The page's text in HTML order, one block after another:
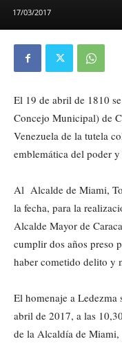
17/03/2017
El 19 de abril de 1810
Concejo Municipal) de
Venezuela de la tutela
emblemática del poder
Al Alcalde de Miami,
la fecha, para la
Alcalde Mayor de
cumplir dos años preso
haber cometido delito y
El homenaje a Ledezma
abril de 2017, a las
de la Alcaldía de Miami,